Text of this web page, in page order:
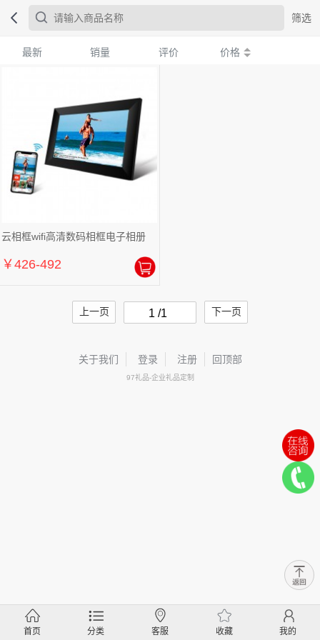
筛选
最新 销量 评价 价格
云相框wifi高清数码相框电子相册
￥426-492
上一页 1 /1 下一页
关于我们 登录 注册 回顶部
97礼品-企业礼品定制
首页 分类 客服 收藏 我的